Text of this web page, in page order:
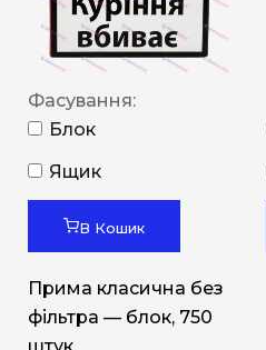
Фасування:
Блок
Ящик
В Кошик
Прима класична без
фільтра — блок, 750